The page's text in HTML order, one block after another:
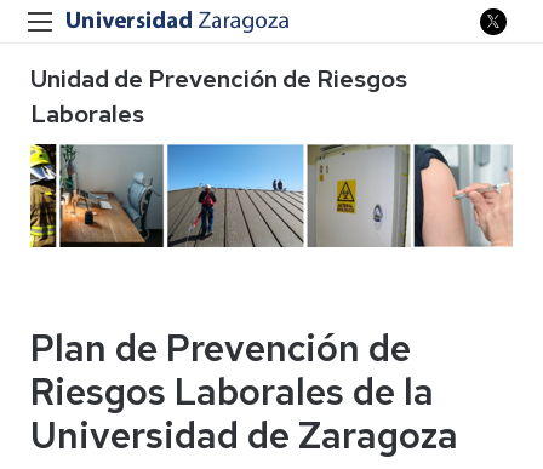
Unidad de Prevención de Riesgos
Laborales
Plan de Prevención de
Riesgos Laborales de la
Universidad de Zaragoza